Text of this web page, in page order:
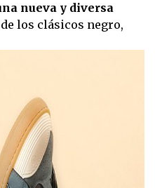
nueva y diversa
de los clásicos negro,